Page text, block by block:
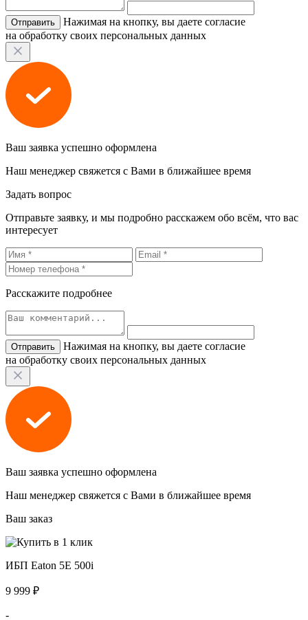
Нажимая на кнопку, вы даете согласие
на обработку своих персональных данных
Ваш заявка успешно оформлена
Наш менеджер свяжется с Вами в ближайшее время
Задать вопрос
Отправьте заявку, и мы подробно расскажем обо всём, что вас
интересует
Расскажите подробнее
Нажимая на кнопку, вы даете согласие
на обработку своих персональных данных
Ваш заявка успешно оформлена
Наш менеджер свяжется с Вами в ближайшее время
Ваш заказ
ИБП Eaton 5E 500i
9 999 ₽
-